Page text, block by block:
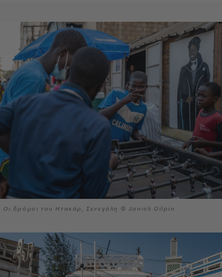
Οι δρόμοι του Ντακάρ, Σενεγάλη © Janick Gilpin